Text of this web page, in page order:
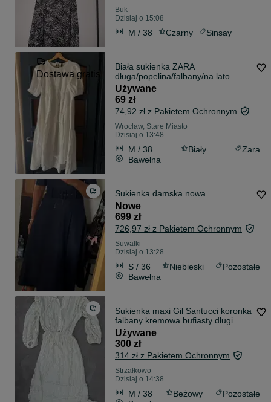
Buk
Dzisiaj o 15:08
M / 38 Czarny Sinsay
Dostawa gratis
Biała sukienka ZARA
długa/popelina/falbany/na lato
Używane
69 zł
74,92 zł z Pakietem Ochronnym
Wrocław, Stare Miasto
Dzisiaj o 13:48
M / 38 Biały
Zara
Bawełna
Sukienka damska nowa
Nowe
699 zł
726,97 zł z Pakietem Ochronnym
Suwałki
Dzisiaj o 13:28
S / 36 Niebieski
Pozostałe
Bawełna
Sukienka maxi Gil Santucci koronka
falbany kremowa bufiasty długi
rękaw romantic boho chic Italy M
Używane
300 zł
314 zł z Pakietem Ochronnym
Strzałkowo
Dzisiaj o 14:38
M / 38 Beżowy
Pozostałe